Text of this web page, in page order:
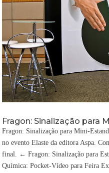
Fragon: Sinalização para
Fragon: Sinalização para Mini-
no evento Elaste da editora Aspa.
final. ← Fragon: Sinalização para
Química: Pocket-Vídeo para Feira